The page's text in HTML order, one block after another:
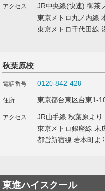
JR中央線(快速) 御茶
東京メトロ丸ノ内線
東京メトロ千代田線
秋葉原校
0120-842-428
東京都台東区台東1-
JR山手線 秋葉原より
東京メトロ銀座線 末
都営新宿線 岩本町よ
東進ハイスクール